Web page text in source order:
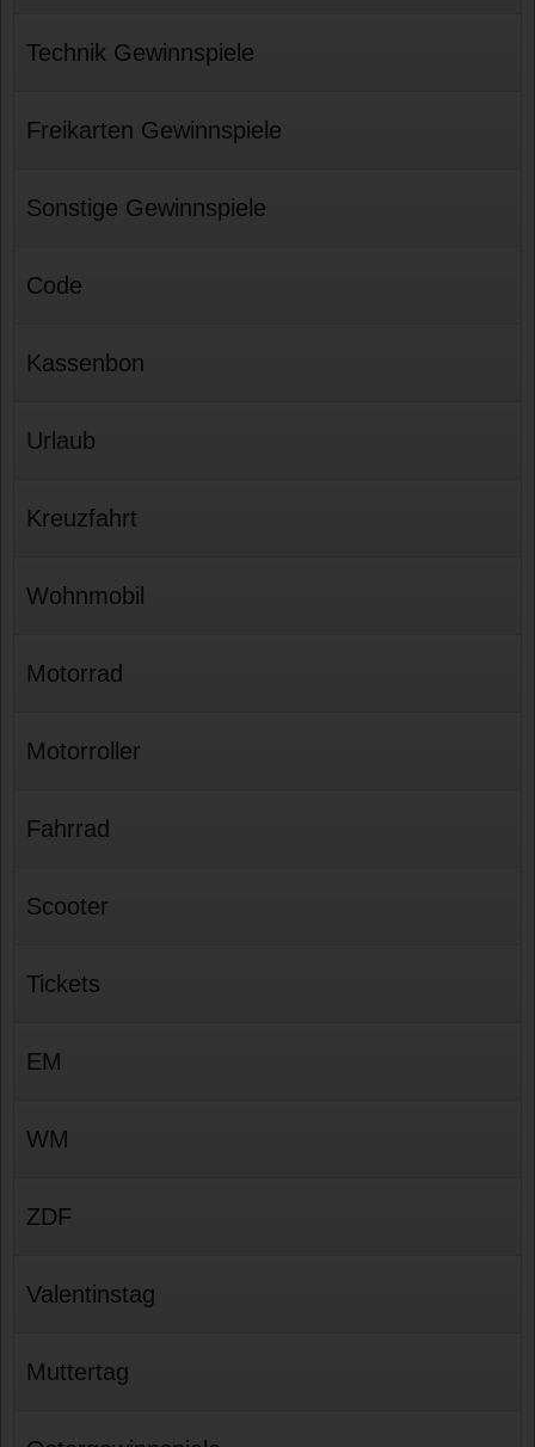
Technik Gewinnspiele
Freikarten Gewinnspiele
Sonstige Gewinnspiele
Code
Kassenbon
Urlaub
Kreuzfahrt
Wohnmobil
Motorrad
Motorroller
Fahrrad
Scooter
Tickets
EM
WM
ZDF
Valentinstag
Muttertag